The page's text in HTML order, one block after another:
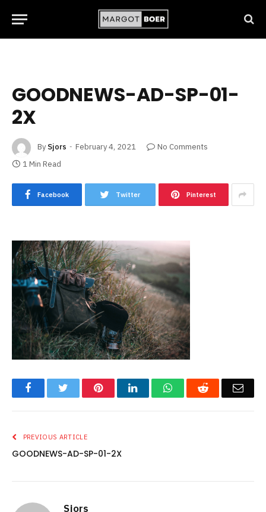
GOODNEWS-AD-SP-01-
2X
By Sjors February 4, 2021
No Comments
1 Min Read
Facebook Twitter Pinterest
FacebookTwitter PinterestLinkedInWhatsAppReddit
PREVIOUS ARTICLE
GOODNEWS-AD-SP-01-2X
Sjors